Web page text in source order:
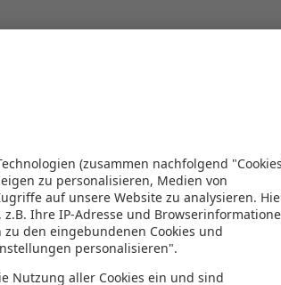
werden – das spart Zeit und Geld. Nutzen